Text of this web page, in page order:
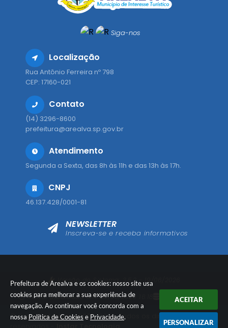
Prefeitura de Arealva e os cookies: nosso site usa
cookies para melhorar a sua experiência de
navegação. Ao continuar você concorda com a
nossa Política de Cookies e Privacidade.
ACEITAR
PERSONALIZAR
Siga-nos
Localização
Rua Antônio Ferreira nº 798
CEP: 17160-021
Contato
(14) 3296-8600
prefeitura@arealva.sp.gov.br
Atendimento
Segunda a Sexta, das 8h às 11h e das 13h às 17h.
CNPJ
46.137.428/0001-81
NEWSLETTER
Inscreva-se e receba informativos
Versão do Sistema:
3.5.3 - 19/06/2026
Portal atualizado em:05/08/2026 16:18 Dados Abertos
© Copyright Instar - 2006-2026. Todos os direitos